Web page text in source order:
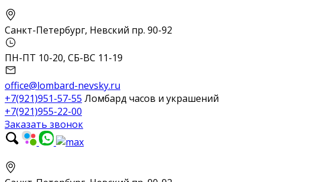
Санкт-Петербург, Невский пр. 90-92
ПН-ПТ 10-20, СБ-ВС 11-19
office@lombard-nevsky.ru
+7(921)951-57-55 Ломбард часов и украшений
+7(921)955-22-00
Заказать звонок